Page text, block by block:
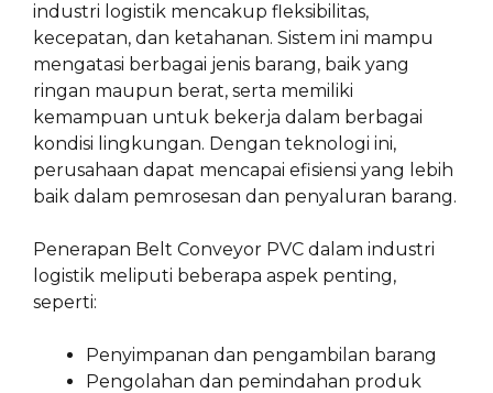
industri logistik mencakup fleksibilitas,
kecepatan, dan ketahanan. Sistem ini mampu
mengatasi berbagai jenis barang, baik yang
ringan maupun berat, serta memiliki
kemampuan untuk bekerja dalam berbagai
kondisi lingkungan. Dengan teknologi ini,
perusahaan dapat mencapai efisiensi yang lebih
baik dalam pemrosesan dan penyaluran barang.
Penerapan Belt Conveyor PVC dalam industri
logistik meliputi beberapa aspek penting,
seperti:
Penyimpanan dan pengambilan barang
Pengolahan dan pemindahan produk